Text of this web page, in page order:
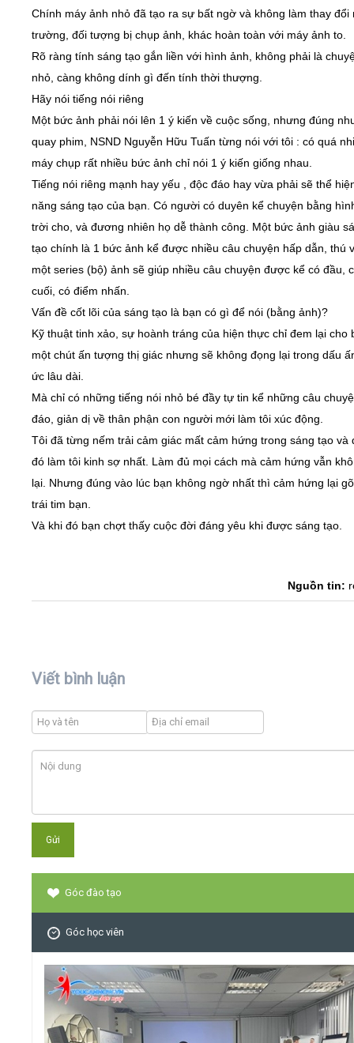
Chính máy ảnh nhỏ đã tạo ra sự bất ngờ và không làm thay đổi
trường, đối tượng bị chụp ảnh, khác hoàn toàn với máy ảnh to.
Rõ ràng tính sáng tạo gắn liền với hình ảnh, không phải là
nhỏ, càng không dính gì đến tính thời thượng.
Hãy nói tiếng nói riêng
Một bức ảnh phải nói lên 1 ý kiến về cuộc sống, nhưng đúng
quay phim, NSND Nguyễn Hữu Tuấn từng nói với tôi : có quá
máy chụp rất nhiều bức ảnh chỉ nói 1 ý kiến giống nhau.
Tiếng nói riêng mạnh hay yếu , độc đáo hay vừa phải sẽ thể
năng sáng tạo của bạn. Có người có duyên kể chuyện bằng
trời cho, và đương nhiên họ dễ thành công. Một bức ảnh giàu
tạo chính là 1 bức ảnh kể được nhiều câu chuyện hấp dẫn, thú
một series (bộ) ảnh sẽ giúp nhiều câu chuyện được kể có đầu,
cuối, có điểm nhấn.
Vấn đề cốt lõi của sáng tạo là bạn có gì để nói (bằng ảnh)?
Kỹ thuật tinh xảo, sự hoành tráng của hiện thực chỉ đem lại cho
một chút ấn tượng thị giác nhưng sẽ không đọng lại trong dấu
ức lâu dài.
Mà chỉ có những tiếng nói nhỏ bé đầy tự tin kể những câu
đáo, giản dị về thân phận con người mới làm tôi xúc động.
Tôi đã từng nếm trải cảm giác mất cảm hứng trong sáng tạo và
đó làm tôi kinh sợ nhất. Làm đủ mọi cách mà cảm hứng vẫn
lại. Nhưng đúng vào lúc bạn không ngờ nhất thì cảm hứng lại
trái tim bạn.
Và khi đó bạn chợt thấy cuộc đời đáng yêu khi được sáng tạo.
Nguồn tin:
Viết bình luận
Góc đào tạo
Góc học viên